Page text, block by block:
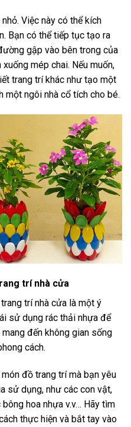
Việc này có thể kích
Bạn có thể tiếp tục tạo ra
gập vào bên trong của
mép chai. Nếu muốn,
trang trí khác như tạo một
một ngôi nhà cổ tích cho bé.
trí nhà cửa
trí nhà cửa là một ý
sử dụng rác thải nhựa để
đến không gian sống
cách.
đồ trang trí mà bạn yêu
sử dụng, như các con vật,
hoa nhựa v.v… Hãy tìm
thực hiện và bắt tay vào